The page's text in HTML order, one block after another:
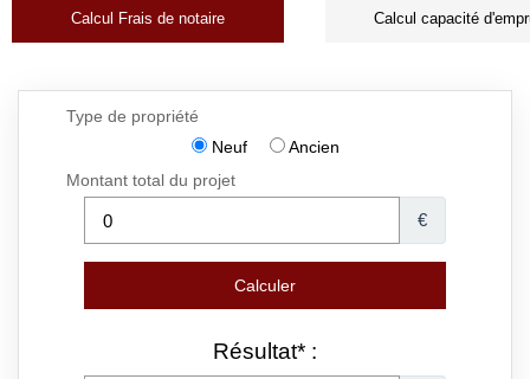
Calcul Frais de notaire Calcul capacité